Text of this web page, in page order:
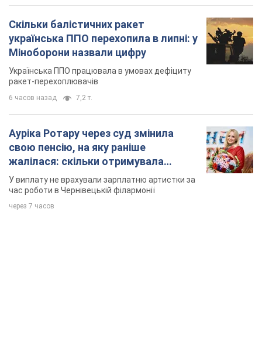
Скільки балістичних ракет
українська ППО перехопила в липні: у
Міноборони назвали цифру
Українська ППО працювала в умовах дефіциту
ракет-перехоплювачів
6 часов назад 7,2 т.
Ауріка Ротару через суд змінила
свою пенсію, на яку раніше
жалілася: скільки отримувала
співачка
У виплату не врахували зарплатню артистки за
час роботи в Чернівецькій філармонії
через 7 часов